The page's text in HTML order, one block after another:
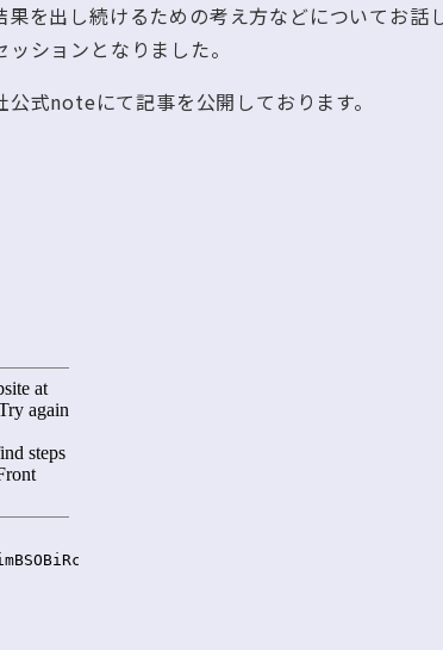
を出し続けるための考え方などについてお話
ションとなりました。
式noteにて記事を公開しております。